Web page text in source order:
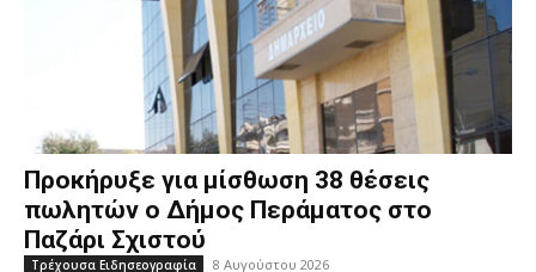
Προκήρυξε για μίσθωση 38 θέσεις
πωλητών ο Δήμος Περάματος στο
Παζάρι Σχιστού
Τρέχουσα Ειδησεογραφία 8 Αυγούστου 2026